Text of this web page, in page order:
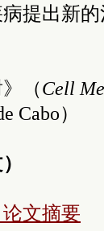
提出新
（Cell
Cabo）
文摘要